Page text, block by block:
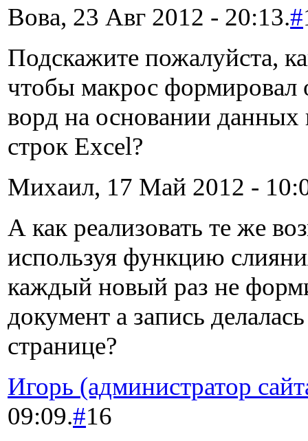
Вова, 23 Авг 2012 - 20:13.#
Подскажите пожалуйста,
чтобы макрос формировал
ворд на основании данных
строк Excel?
Михаил, 17 Май 2012 -
А как реализовать те же
используя функцию
каждый новый раз не
документ а запись
странице?
Игорь (администратор
09:09.#16